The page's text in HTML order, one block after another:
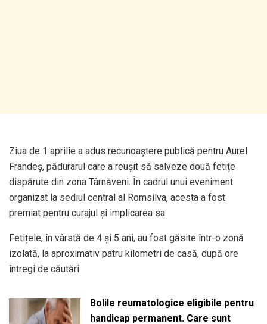
Ziua de 1 aprilie a adus recunoaștere publică pentru Aurel
Frandeș, pădurarul care a reușit să salveze două fetițe
dispărute din zona Târnăveni. În cadrul unui eveniment
organizat la sediul central al Romsilva, acesta a fost
premiat pentru curajul și implicarea sa.
Fetițele, în vârstă de 4 și 5 ani, au fost găsite într-o zonă
izolată, la aproximativ patru kilometri de casă, după ore
întregi de căutări.
Bolile reumatologice eligibile pentru
handicap permanent. Care sunt